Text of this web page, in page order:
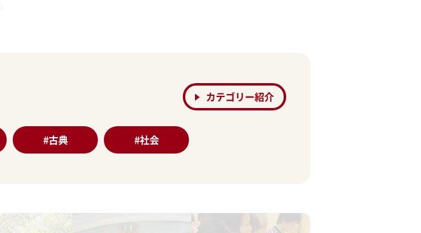
カテゴリー紹介
#古典 #社会